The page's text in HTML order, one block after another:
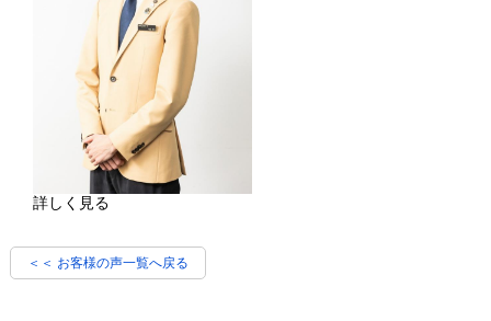
詳しく見る
＜＜ お客様の声一覧へ戻る